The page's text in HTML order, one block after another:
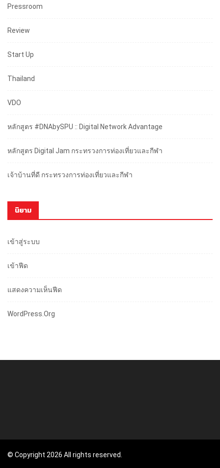
Pressroom
Review
Start Up
Thailand
VDO
หลักสูตร #DNAbySPU :: Digital Network Advantage
หลักสูตร Digital Jam กระทรวงการท่องเที่ยวและกีฬา
เจ้าบ้านที่ดี กระทรวงการท่องเที่ยวและกีฬา
นิยาม
เข้าสู่ระบบ
เข้าฟีด
แสดงความเห็นฟีด
WordPress.org
© Copyright 2026 All rights reserved.